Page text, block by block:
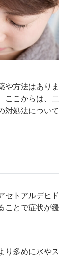
や方法はありま
ここからは、二
対処法について
セトアルデヒド
ことで症状が緩
り多めに水やス